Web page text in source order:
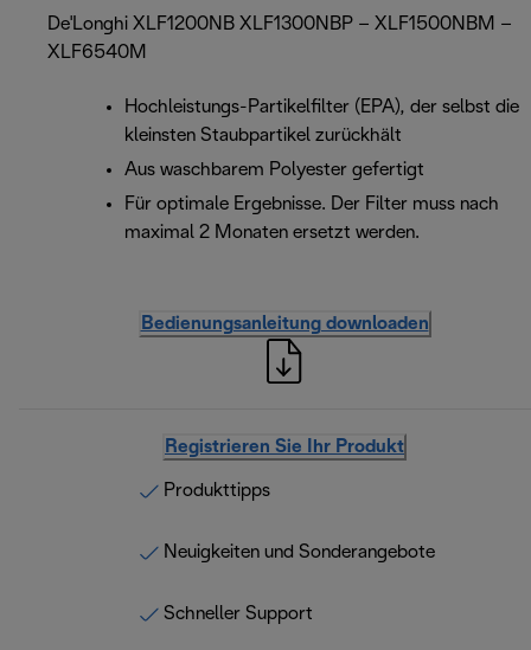
De'Longhi XLF1200NB XLF1300NBP – XLF1500NBM –
XLF6540M
Hochleistungs-Partikelfilter (EPA), der selbst die
kleinsten Staubpartikel zurückhält
Aus waschbarem Polyester gefertigt
Für optimale Ergebnisse. Der Filter muss nach
maximal 2 Monaten ersetzt werden.
Bedienungsanleitung downloaden
Registrieren Sie Ihr Produkt
Produkttipps
Neuigkeiten und Sonderangebote
Schneller Support